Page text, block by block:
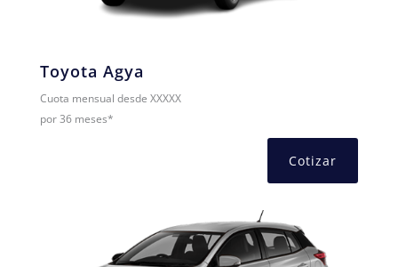
Toyota Agya
Cuota mensual desde XXXXX
por 36 meses*
Cotizar